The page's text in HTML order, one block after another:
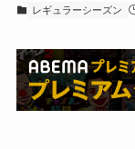
レギュラーシーズン